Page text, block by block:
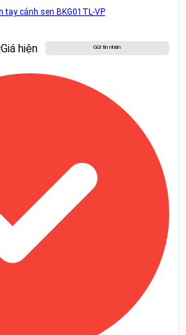
tay cánh sen BKG01TL-VP
Giá hiện
Gửi tin nhắn